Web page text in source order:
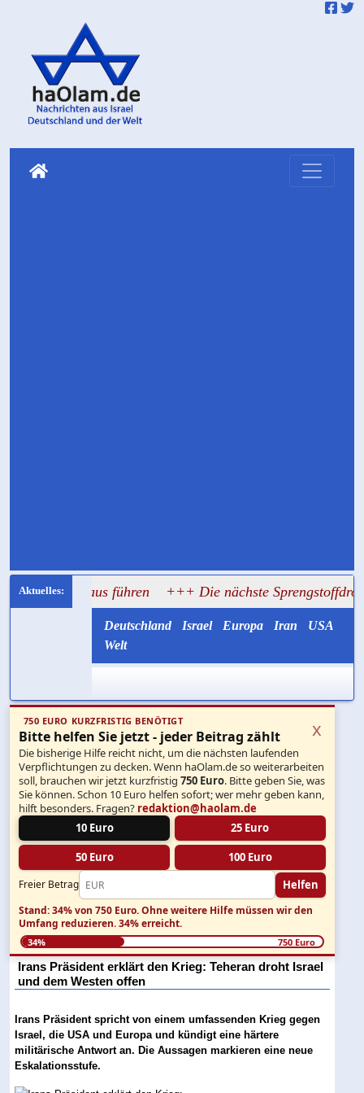
führen +++ Die nächste Sprengstoffdrohne könnte
Deutschland Israel Europa Iran
USA
Welt
750 EURO KURZFRISTIG BENÖTIGT
Bitte helfen Sie jetzt - jeder Beitrag zählt
Die bisherige Hilfe reicht nicht, um die nächsten laufenden
Verpflichtungen zu decken. Wenn haOlam.de so weiterarbeiten
soll, brauchen wir jetzt kurzfristig750 Euro. Bitte geben Sie, was
Sie können. Schon 10 Euro helfen sofort; wer mehr geben kann,
hilft besonders. Fragen? redaktion@haolam.de
10 Euro
25 Euro
50 Euro 100 Euro
Freier Betrag Helfen
x
Stand: 34% von 750 Euro.Ohne weitere Hilfe müssen wir den
Umfang reduzieren.34% erreicht.
34% 750 Euro
Irans Präsident erklärt den Krieg: Teheran droht Israel
und dem Westen offen
Irans Präsident spricht von einem umfassenden Krieg gegen
Israel, die USA und Europa und kündigt eine härtere
militärische Antwort an. Die Aussagen markieren eine neue
Eskalationsstufe.